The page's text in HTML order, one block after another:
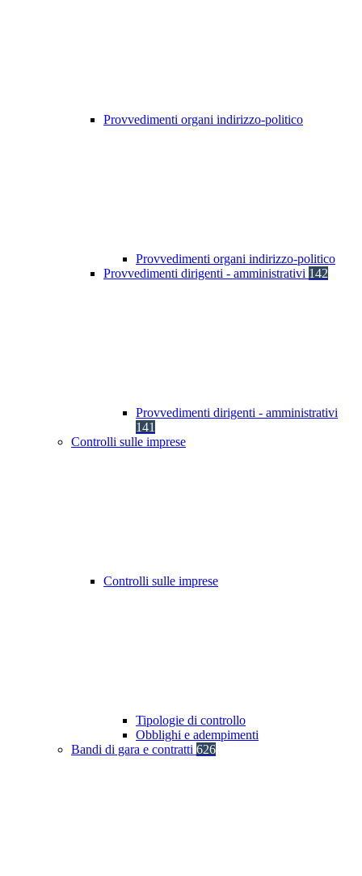
Provvedimenti organi indirizzo-politico
Provvedimenti organi indirizzo-politico
Provvedimenti dirigenti - amministrativi 142
Provvedimenti dirigenti - amministrativi
141
Controlli sulle imprese
Controlli sulle imprese
Tipologie di controllo
Obblighi e adempimenti
Bandi di gara e contratti 626